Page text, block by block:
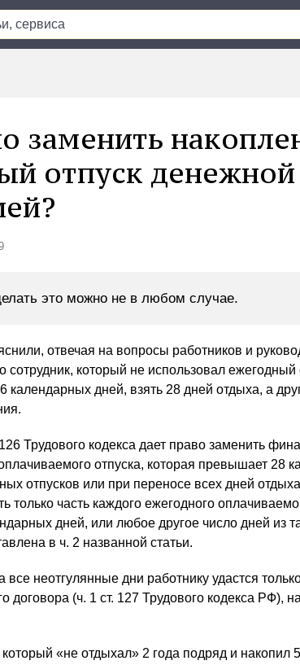
заменить
отпуск денежной
это можно не в любом случае.
отвечая на вопросы работников и
сотрудник, который не использовал ежегодный
календарных дней, взять 28 дней отдыха, а
126 Трудового кодекса дает право заменить
отпуска, которая превышает 28
отпусков или при переносе всех дней
только часть каждого ежегодного
дней, или любое другое число дней из
в ч. 2 названной статьи.
все неотгулянные дни работнику удастся
договора (ч. 1 ст. 127 Трудового кодекса РФ),
«не отдыхал» 2 года подряд и накопил